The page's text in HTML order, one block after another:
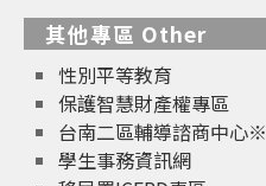
其他專區 Other
性別平等教育
保護智慧財產權專區
台南二區輔導諮商中心※
學生事務資訊網